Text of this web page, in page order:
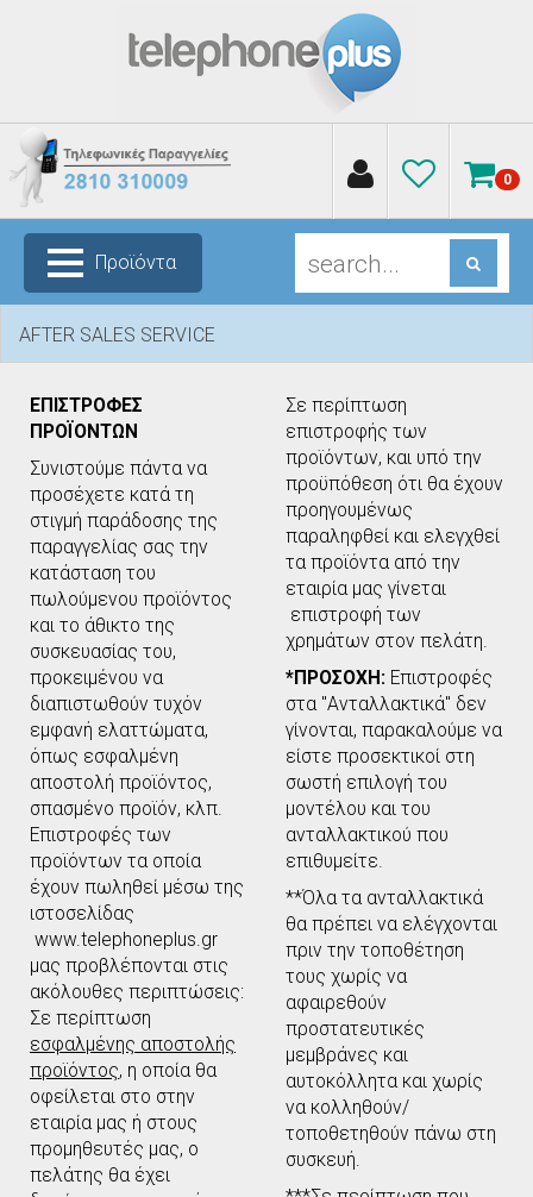
0
Προϊόντα
AFTER SALES SERVICE
ΕΠΙΣΤΡΟΦΕΣ
ΠΡΟΪΟΝΤΩΝ
Συνιστούμε πάντα να
προσέχετε κατά τη
στιγμή παράδοσης της
παραγγελίας σας την
κατάσταση του
πωλούμενου προϊόντος
και το άθικτο της
συσκευασίας του,
προκειμένου να
διαπιστωθούν τυχόν
εμφανή ελαττώματα,
όπως εσφαλμένη
αποστολή προϊόντος,
σπασμένο προϊόν, κλπ.
Επιστροφές των
προϊόντων τα οποία
έχουν πωληθεί μέσω της
ιστοσελίδας
www.telephoneplus.gr
μας προβλέπονται στις
ακόλουθες περιπτώσεις:
Σε περίπτωση
εσφαλμένης αποστολής
προϊόντος, η οποία θα
οφείλεται στο στην
εταιρία μας ή στους
προμηθευτές μας, ο
πελάτης θα έχει
Σε περίπτωση
επιστροφής των
προϊόντων, και υπό την
προϋπόθεση ότι θα έχουν
προηγουμένως
παραληφθεί και ελεγχθεί
τα προϊόντα από την
εταιρία μας γίνεται
επιστροφή των
χρημάτων στον πελάτη.
*ΠΡΟΣΟΧΗ: Επιστροφές
στα "Ανταλλακτικά" δεν
γίνονται, παρακαλούμε να
είστε προσεκτικοί στη
σωστή επιλογή του
μοντέλου και του
ανταλλακτικού που
επιθυμείτε.
**Όλα τα ανταλλακτικά
θα πρέπει να ελέγχονται
πριν την τοποθέτηση
τους χωρίς να
αφαιρεθούν
προστατευτικές
μεμβράνες και
αυτοκόλλητα και χωρίς
να κολληθούν/
τοποθετηθούν πάνω στη
συσκευή.